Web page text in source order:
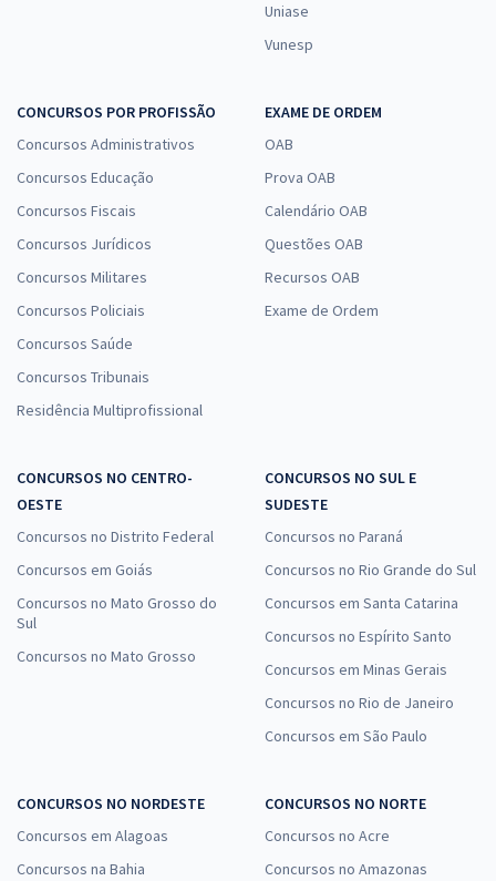
Uniase
Vunesp
CONCURSOS POR PROFISSÃO
Concursos Administrativos
Concursos Educação
Concursos Fiscais
Concursos Jurídicos
Concursos Militares
Concursos Policiais
Concursos Saúde
Concursos Tribunais
Residência Multiprofissional
EXAME DE ORDEM
OAB
Prova OAB
Calendário OAB
Questões OAB
Recursos OAB
Exame de Ordem
CONCURSOS NO CENTRO-
OESTE
Concursos no Distrito Federal
Concursos em Goiás
Concursos no Mato Grosso do
Sul
Concursos no Mato Grosso
CONCURSOS NO SUL E
SUDESTE
Concursos no Paraná
Concursos no Rio Grande do Sul
Concursos em Santa Catarina
Concursos no Espírito Santo
Concursos em Minas Gerais
Concursos no Rio de Janeiro
Concursos em São Paulo
CONCURSOS NO NORDESTE
Concursos em Alagoas
Concursos na Bahia
CONCURSOS NO NORTE
Concursos no Acre
Concursos no Amazonas